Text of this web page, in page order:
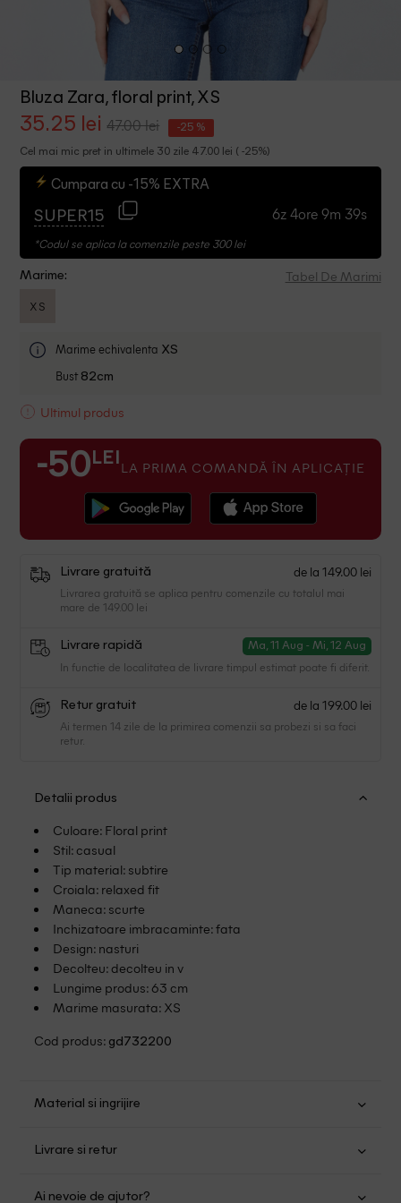
Bluza Zara, floral print, XS
35.25 lei 47.00 lei -25 %
Cel mai mic pret in ultimele 30 zile 47.00 lei ( -25%)
Cumpara cu -15% EXTRA
SUPER15 6z 4ore 9m 39s
*Codul se aplica la comenzile peste 300 lei
Marime: Tabel De Marimi
XS
Marime echivalenta XS
Bust 82cm
Ultimul produs
-50 LEI LA PRIMA COMANDĂ ÎN APLICAȚIE
Livrare gratuită de la 149.00 lei
Livrarea gratuită se aplica pentru comenzile cu totalul mai
mare de 149.00 lei
Livrare rapidă Ma, 11 Aug - Mi, 12 Aug
In functie de localitatea de livrare timpul estimat poate fi diferit.
Retur gratuit de la 199.00 lei
Ai termen 14 zile de la primirea comenzii sa probezi si sa faci
retur.
Detalii produs
Culoare: Floral print
Stil: casual
Tip material: subtire
Croiala: relaxed fit
Maneca: scurte
Inchizatoare imbracaminte: fata
Design: nasturi
Decolteu: decolteu in v
Lungime produs: 63 cm
Marime masurata: XS
Cod produs: gd732200
Material si ingrijire
Nu folositi inalbitor
Livrare si retur
Ai nevoie de ajutor?